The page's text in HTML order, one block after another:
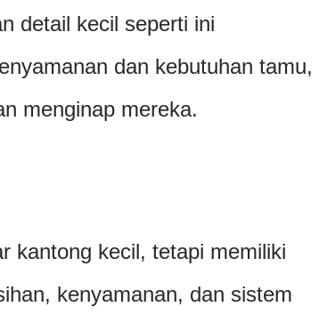
detail kecil seperti ini
dan kebutuhan tamu,
menginap mereka.
kantong kecil, tetapi memiliki
kenyamanan, dan sistem